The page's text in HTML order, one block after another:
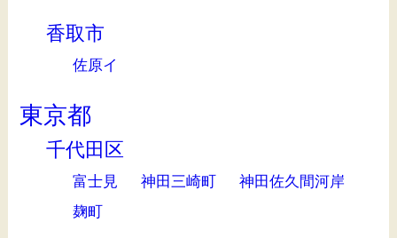
香取市
佐原イ
東京都
千代田区
富士見 神田三崎町
神田佐久間河岸
麹町